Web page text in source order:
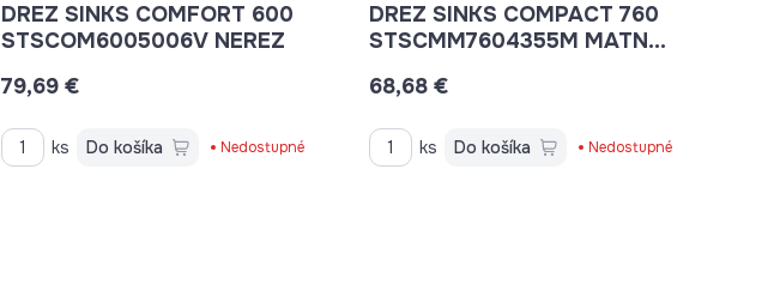
DREZ SINKS COMFORT 600
STSCOM6005006V NEREZ
79,69 €
ks Do košíka Nedostupné
DREZ SINKS COMPACT 760
STSCMM7604355M MATNÝ
68,68 €
ks Do košíka Nedostupné